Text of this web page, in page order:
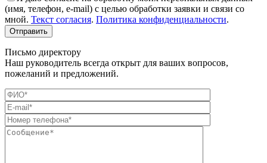
(имя, телефон, e-mail) с целью обработки заявки и связи со
мной. Текст согласия. Политика конфиденциальности.
Письмо директору
Наш руководитель всегда открыт для ваших вопросов,
пожеланий и предложений.